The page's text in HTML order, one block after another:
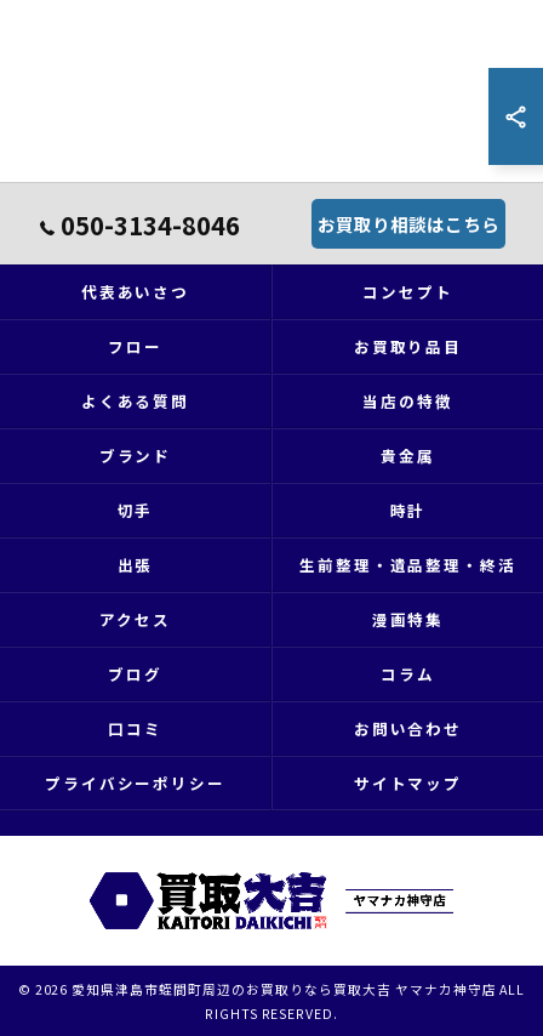
050-3134-8046 お買取り相談はこちら
代表あいさつ コンセプト
フロー お買取り品目
よくある質問 当店の特徴
ブランド 貴金属
切手 時計
出張 生前整理・遺品整理・終活
アクセス 漫画特集
ブログ コラム
口コミ お問い合わせ
プライバシーポリシー サイトマップ
© 2026 愛知県津島市蛭間町周辺のお買取りなら買取大吉 ヤマナカ神守店 ALL
RIGHTS RESERVED.